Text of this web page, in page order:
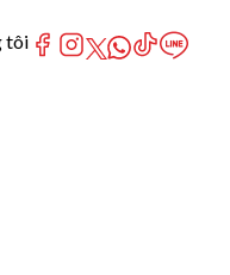
tôi